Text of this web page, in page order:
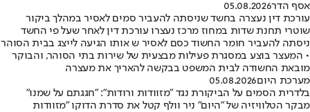
אסף הדר05.08.2026
עורכת דין נעצרה בחשד שניסתה להעביר סמים לאסיר במהלך ביקור
שוטרי תחנת שדות במחוז מרכז נעצרו עורכת דין לאחר שעל פי החשד
ניסתה להעביר חומר החשוד כסם לאסיר ש אותו הגיעה לייצג בבית הסוהר
• המעצר בוצע במסגרת פעילות מבצעית של שירות בתי הסוהר, והבוקר
מובאת החשודה לבית המשפט בבקשה להאריך את מעצרה
מערכת היום05.08.2026
בלדרית הסמים על הביקורת נגד "מזוודות ורודות": "חגגתם על שמנו"
מבקר הטלוויזיה של "היום" ניר וולף קטל את סדרת הדוקו "מזוודות